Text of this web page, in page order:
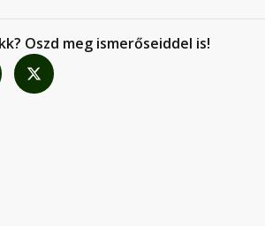
Oszd meg ismerőseiddel is!